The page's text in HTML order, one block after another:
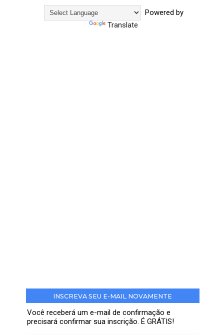
Powered by
Translate
INSCREVA SEU E-MAIL NOVAMENTE
Você receberá um e-mail de confirmação e
precisará confirmar sua inscrição. É GRÁTIS!